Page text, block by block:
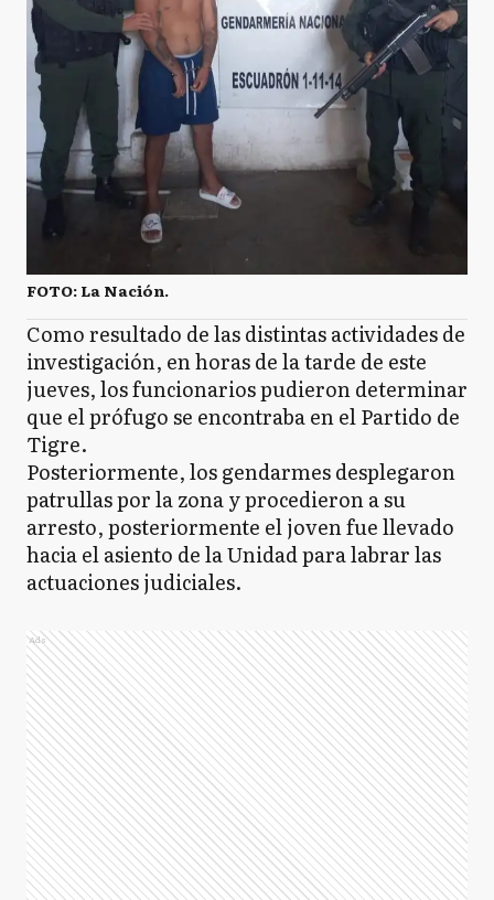
FOTO: La Nación.
Como resultado de las distintas actividades de
investigación, en horas de la tarde de este
jueves, los funcionarios pudieron determinar
que el prófugo se encontraba en el Partido de
Tigre.
Posteriormente, los gendarmes desplegaron
patrullas por la zona y procedieron a su
arresto, posteriormente el joven fue llevado
hacia el asiento de la Unidad para labrar las
actuaciones judiciales.
Ads